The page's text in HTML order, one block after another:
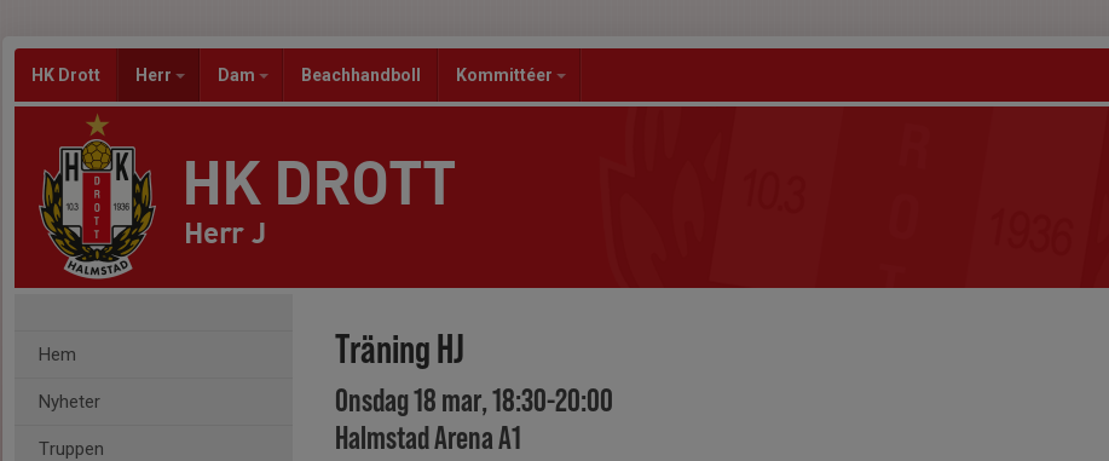
HK Drott Herr Dam Beachhandboll Kommittéer
HK DROTT
Herr J
Hem
Nyheter
Truppen
Träning HJ
Onsdag 18 mar, 18:30-20:00
Halmstad Arena A1